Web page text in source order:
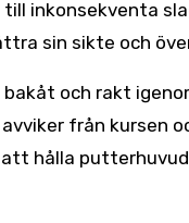
inkonsekventa
sin sikte och
och rakt
från kursen
hålla